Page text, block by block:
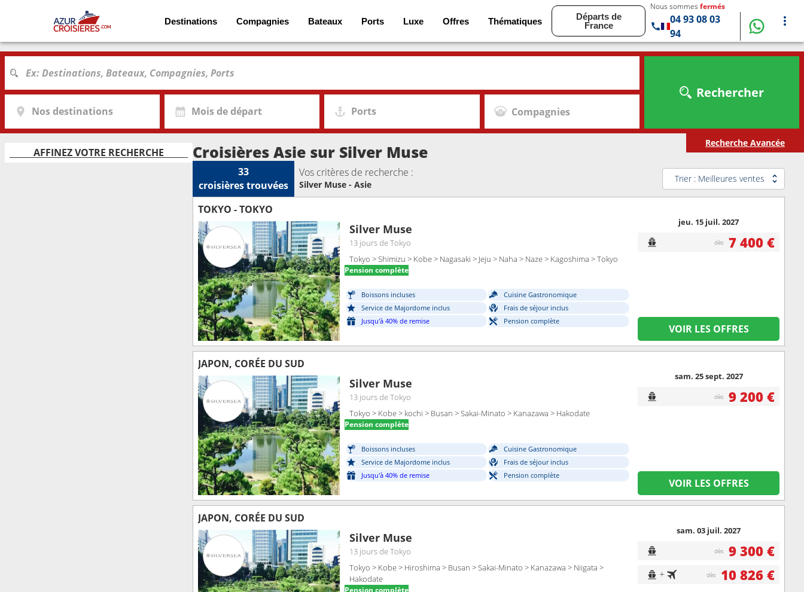
Destinations Compagnies Bateaux Ports Luxe Offres Thématiques
Départs de
France
Nous sommes fermés
04 93 08 03
94
Nos destinations Mois de départ Ports Compagnies
Rechercher
Recherche Avancée
AFFINEZ VOTRE RECHERCHE Croisières Asie sur Silver Muse
33
croisièrestrouvées
Vos critères de recherche :
Silver Muse - Asie
Trier : Meilleures ventes
TOKYO - TOKYO
Silver Muse
13 joursde Tokyo
Tokyo > Shimizu > Kobe > Nagasaki > Jeju > Naha > Naze > Kagoshima > Tokyo
Pension complète
Boissons incluses
Cuisine Gastronomique
Service de Majordome inclus
Frais de séjour inclus
Jusqu'à 40% de remise
Pension complète
jeu. 15 juil. 2027
dès 7 400 €
VOIR LES OFFRES
JAPON, CORÉE DU SUD
Silver Muse
13 joursde Tokyo
Tokyo > Kobe > kochi > Busan > Sakai-Minato > Kanazawa > Hakodate
Pension complète
Boissons incluses
Cuisine Gastronomique
Service de Majordome inclus
Frais de séjour inclus
Jusqu'à 40% de remise
Pension complète
sam. 25 sept. 2027
dès 9 200 €
VOIR LES OFFRES
JAPON, CORÉE DU SUD
Silver Muse
13 joursde Tokyo
Tokyo > Kobe > Hiroshima > Busan > Sakai-Minato > Kanazawa > Niigata >
Hakodate
Pension complète
sam. 03 juil. 2027
dès 9 300 €
+ dès 10 826 €